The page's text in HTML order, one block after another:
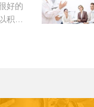
好的
积累
务性